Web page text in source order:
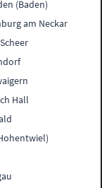
(Baden)
am Neckar
Scheer
Hall